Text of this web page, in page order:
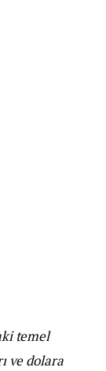
temel
ve dolara